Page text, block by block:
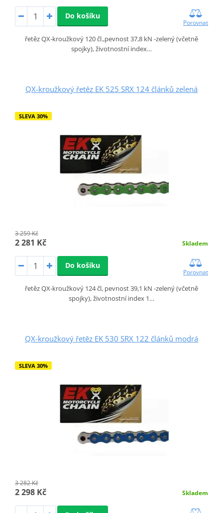
Do košíku
Porovnat
řetěz QX-kroužkový 120 čl.,pevnost 37,8 kN -zelený (včetně
spojky), životnostní index…
QX-kroužkový řetěz EK 525 SRX 124 článků zelená
SLEVA 30%
3 259 Kč
2 281 Kč Skladem
Do košíku
Porovnat
řetěz QX-kroužkový 124 čl, pevnost 39,1 kN -zelený (včetně
spojky), životnostní index 1…
QX-kroužkový řetěz EK 530 SRX 122 článků modrá
SLEVA 30%
3 282 Kč
2 298 Kč Skladem